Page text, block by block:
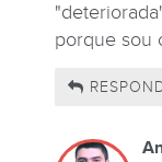
porque sou